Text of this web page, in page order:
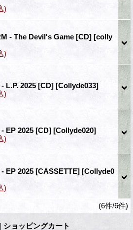
)
- The Devil's Game [CD] [colly
)
L.P. 2025 [CD] [Collyde033]
)
EP 2025 [CD] [Collyde020]
)
EP 2025 [CASSETTE] [Collyde0
)
(6件/6件)
| ショッピングカート